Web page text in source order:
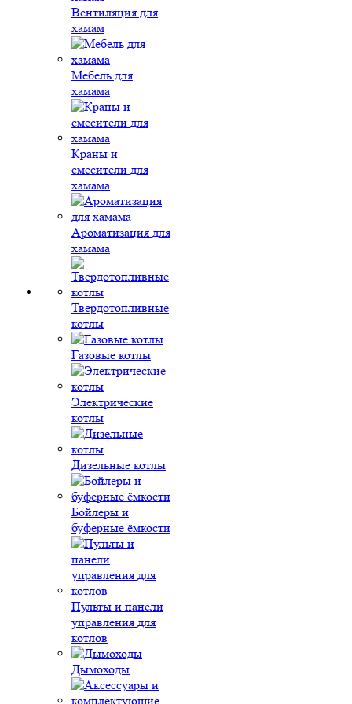
Вентиляция для
хамам
Мебель для
хамама
Краны и
смесители для
хамама
Ароматизация для
хамама
Твердотопливные
котлы
Газовые котлы
Электрические
котлы
Дизельные котлы
Бойлеры и
буферные ёмкости
Пульты и панели
управления для
котлов
Дымоходы